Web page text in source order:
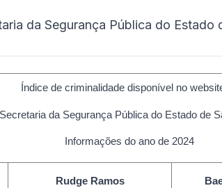
da Segurança Pública do Estado
Índice de criminalidade disponível no
Secretaria da Segurança Pública do Estado de
Informações do ano de 2024
Rudge Ramos